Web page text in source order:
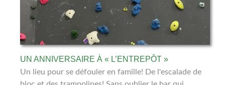
UN ANNIVERSAIRE À « L’ENTREPÔT »
Un lieu pour se défouler en famille! De l'escalade de